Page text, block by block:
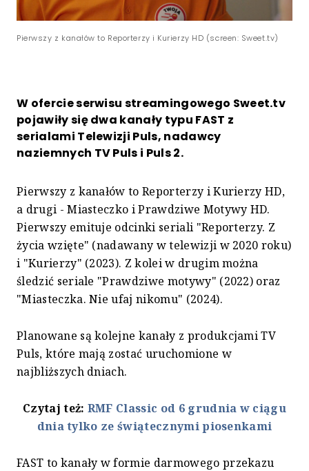
Pierwszy z kanałów to Reporterzy i Kurierzy HD (screen: Sweet.tv)
W ofercie serwisu streamingowego Sweet.tv
pojawiły się dwa kanały typu FAST z
serialami Telewizji Puls, nadawcy
naziemnych TV Puls i Puls 2.
Pierwszy z kanałów to Reporterzy i Kurierzy HD,
a drugi - Miasteczko i Prawdziwe Motywy HD.
Pierwszy emituje odcinki seriali "Reporterzy. Z
życia wzięte" (nadawany w telewizji w 2020 roku)
i "Kurierzy" (2023). Z kolei w drugim można
śledzić seriale "Prawdziwe motywy" (2022) oraz
"Miasteczka. Nie ufaj nikomu" (2024).
Planowane są kolejne kanały z produkcjami TV
Puls, które mają zostać uruchomione w
najbliższych dniach.
Czytaj też: RMF Classic od 6 grudnia w ciągu
dnia tylko ze świątecznymi piosenkami
FAST to kanały w formie darmowego przekazu